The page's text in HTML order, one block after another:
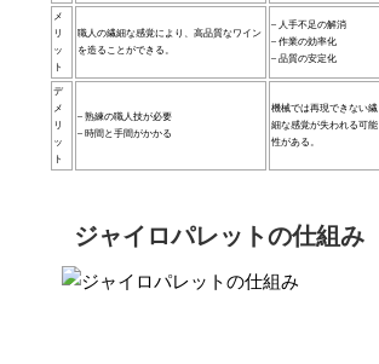
メ
リ
ッ
ト
職人の繊細な感覚により、高品質なワイン
を造ることができる。
– 人手不足の解消
– 作業の効率化
– 品質の安定化
デ
メ
リ
ッ
ト
– 熟練の職人技が必要
– 時間と手間がかかる
機械では再現できない繊
細な感覚が失われる可能
性がある。
ジャイロパレットの仕組み